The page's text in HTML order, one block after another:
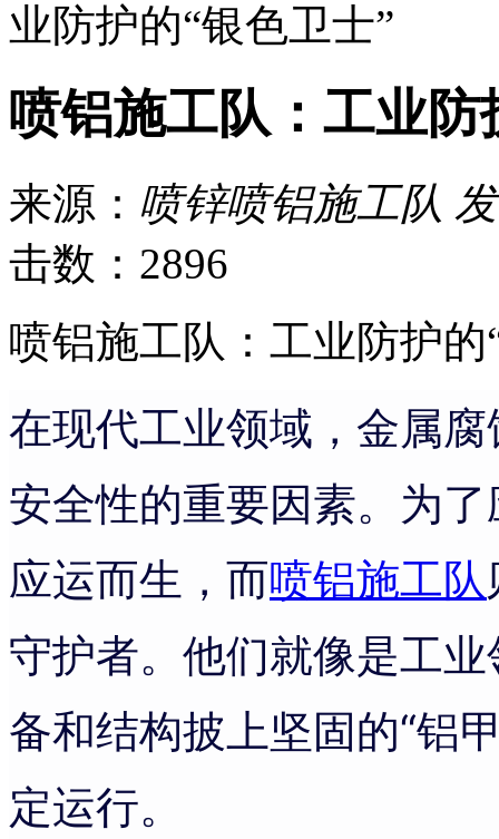
业防护的“银色卫士”
喷铝施工队：工业防
来源： 喷锌喷铝施工队
击数：2896
喷铝施工队：工业防护的
在现代工业领域，金属
安全性的重要因素。为
应运而生，而喷铝施工队
守护者。他们就像是工
备和结构披上坚固的“铝
定运行。